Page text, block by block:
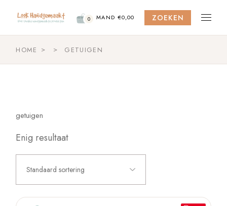
content
0 MAND €0,00 ZOEKEN
HOME GETUIGEN
getuigen
Enig resultaat
Standaard sortering